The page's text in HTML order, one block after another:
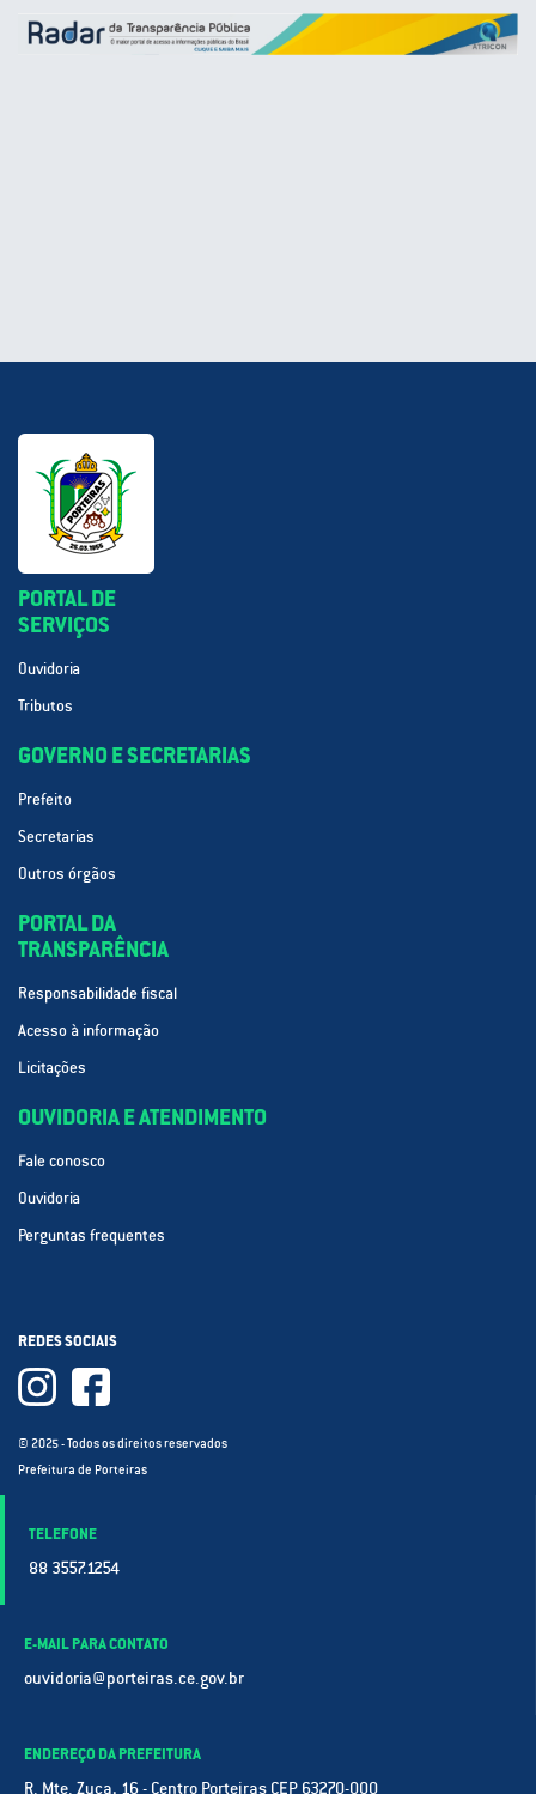
PORTAL DE
SERVIÇOS
Ouvidoria
Tributos
GOVERNO E SECRETARIAS
Prefeito
Secretarias
Outros órgãos
PORTAL DA
TRANSPARÊNCIA
Responsabilidade fiscal
Acesso à informação
Licitações
OUVIDORIA E ATENDIMENTO
Fale conosco
Ouvidoria
Perguntas frequentes
REDES SOCIAIS
© 2025 - Todos os direitos reservados
Prefeitura de Porteiras
TELEFONE
88 3557.1254
E-MAIL PARA CONTATO
ouvidoria@porteiras.ce.gov.br
ENDEREÇO DA PREFEITURA
R. Mte. Zuca, 16 - Centro Porteiras CEP 63270-000